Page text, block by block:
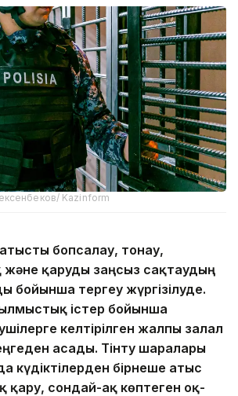
Kazinform
бопсалау, тонау,
және қаруды заңсыз сақтаудың
бойынша тергеу жүргізілуде.
істер бойынша
келтірілген жалпы залал
асады. Тінту шаралары
күдіктілерден бірнеше атыс
қару, сондай-ақ көптеген оқ-